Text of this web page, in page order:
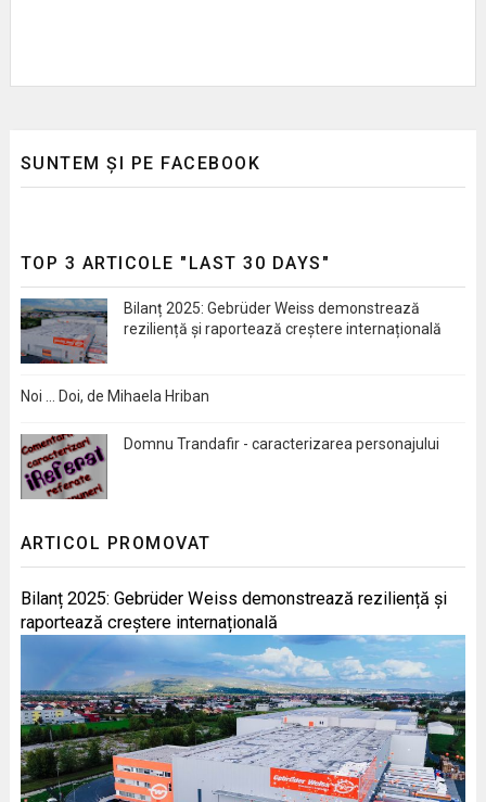
SUNTEM ȘI PE FACEBOOK
TOP 3 ARTICOLE "LAST 30 DAYS"
Bilanț 2025: Gebrüder Weiss demonstrează
reziliență și raportează creștere internațională
Noi … Doi, de Mihaela Hriban
Domnu Trandafir - caracterizarea personajului
ARTICOL PROMOVAT
Bilanț 2025: Gebrüder Weiss demonstrează reziliență și
raportează creștere internațională